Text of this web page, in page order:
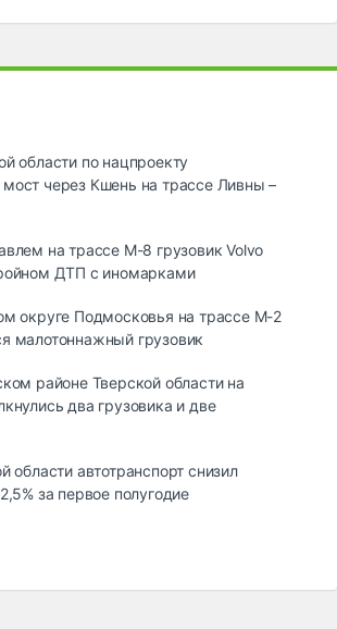
области по нацпроекту
через Кшень на трассе Ливны –
на трассе М-8 грузовик Volvo
ДТП с иномарками
округе Подмосковья на трассе М-2
малотоннажный грузовик
районе Тверской области на
два грузовика и две
области автотранспорт снизил
за первое полугодие